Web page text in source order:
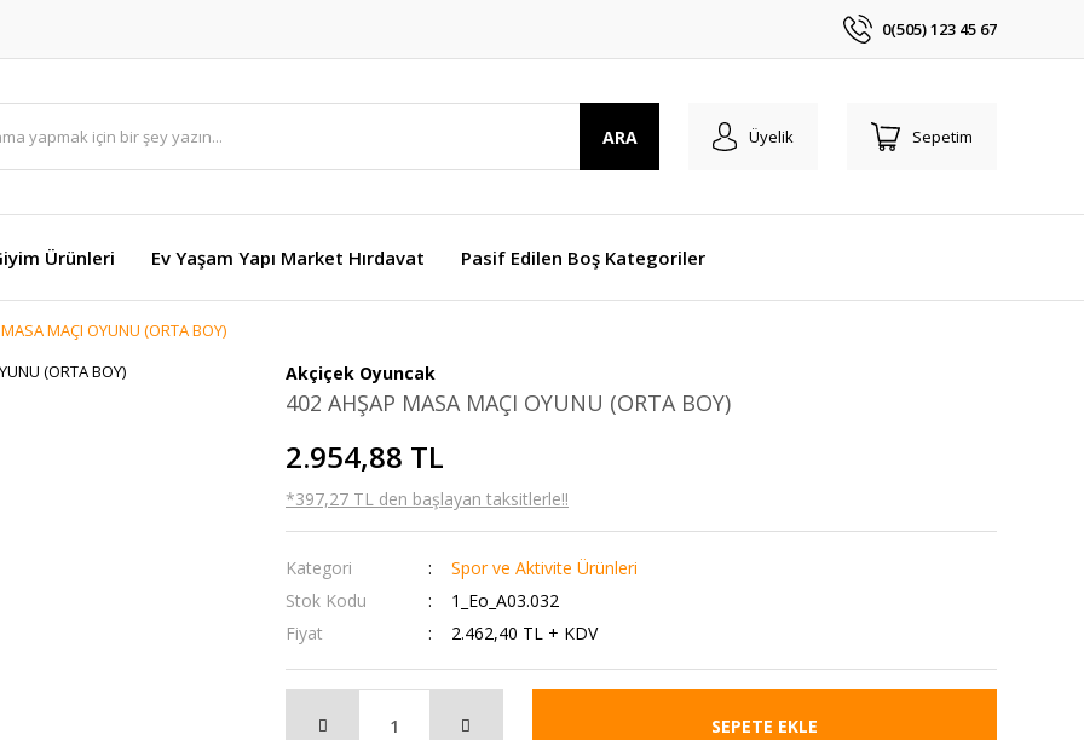
0(505) 123 45 67
ARA Üyelik Sepetim
Ürünleri Ev Yaşam Yapı Market Hırdavat Pasif Edilen Boş Kategoriler
MAÇI OYUNU (ORTA BOY)
Akçiçek Oyuncak
402 AHŞAP MASA MAÇI OYUNU (ORTA BOY)
2.954,88 TL
*397,27 TL den başlayan taksitlerle!!
Kategori
Spor ve Aktivite Ürünleri
Stok Kodu
1_Eo_A03.032
Fiyat
2.462,40 TL + KDV
SEPETE EKLE